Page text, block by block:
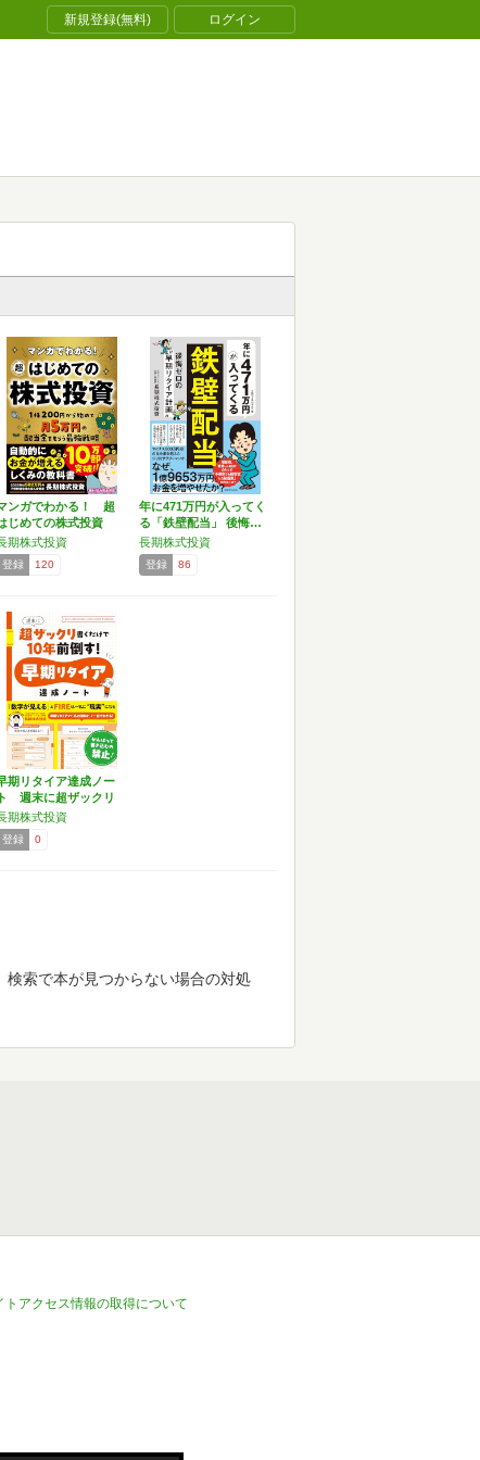
新規登録(無料) ログイン
ンガでわかる！ 超
じめての株式投資
期株式投資
登録 120
年に471万円が入ってく
る「鉄壁配当」 後悔…
長期株式投資
登録 86
期リタイア達成ノー
ト 週末に超ザックリ
く…
期株式投資
登録 0
索で本が見つからない場合の対処
トアクセス情報の取得について